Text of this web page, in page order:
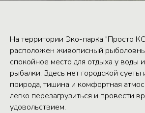
На территории Эко-парка "Просто
расположен живописный
спокойное место для отдыха у воды
рыбалки. Здесь нет городской суеты
природа, тишина и комфортная
легко перезагрузиться и провести
удовольствием.